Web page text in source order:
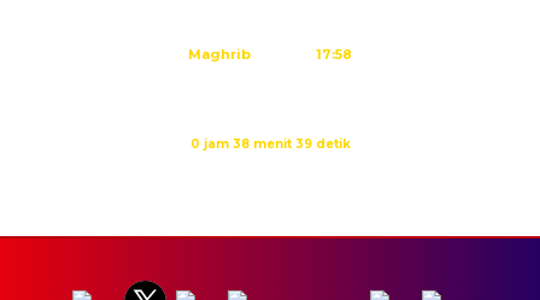
Maghrib 17:58
0 jam 38 menit 38 detik